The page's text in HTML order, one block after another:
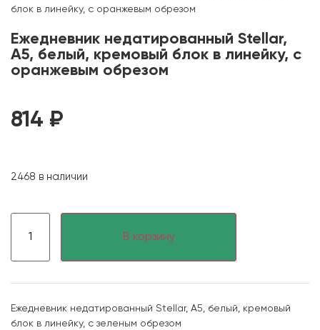
блок в линейку, с оранжевым обрезом
Ежедневник недатированный Stellar,
А5, белый, кремовый блок в линейку, с
оранжевым обрезом
814 ₽
2468 в наличии
В корзину
Ежедневник недатированный Stellar, А5, белый, кремовый
блок в линейку, с зеленым обрезом